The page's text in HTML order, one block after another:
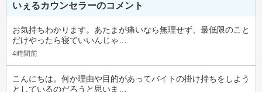
いぇるカウンセラーのコメント
お気持ちわかります。あたまが痛いなら無理せず、最低限のこと
だけやったら寝ていいんじゃ…
4時間前
こんにちは。何か理由や目的があってバイトの掛け持ちをしよう
としているのだろうと思いま…